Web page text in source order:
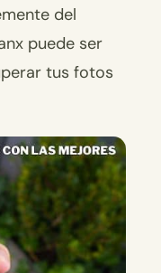
del
puede ser
tus fotos